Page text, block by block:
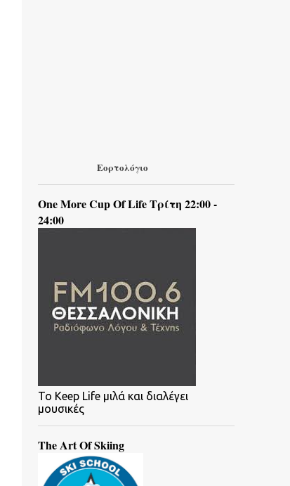
Εορτολόγιο
One More Cup Of Life Τρίτη 22:00 -
24:00
To Keep Life μιλά και διαλέγει
μουσικές
The Art Of Skiing